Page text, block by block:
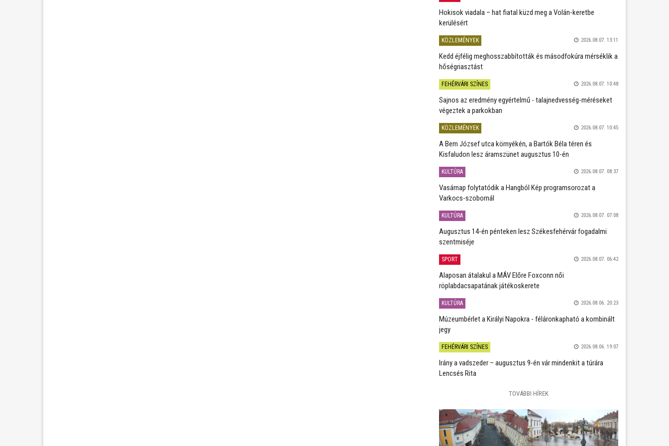
Hokisok viadala – hat fiatal küzd meg a Volán-keretbe
kerülésért
KÖZLEMÉNYEK 2026.08.07. 13:11
Kedd éjfélig meghosszabbították és másodfokúra mérséklik a
hőségriasztást
FEHÉRVÁRI SZÍNES 2026.08.07. 10:48
Sajnos az eredmény egyértelmű - talajnedvesség-méréseket
végeztek a parkokban
KÖZLEMÉNYEK 2026.08.07. 10:45
A Bem József utca környékén, a Bartók Béla téren és
Kisfaludon lesz áramszünet augusztus 10-én
KULTÚRA 2026.08.07. 08:37
Vasárnap folytatódik a Hangból Kép programsorozat a
Varkocs-szobornál
KULTÚRA 2026.08.07. 07:08
Augusztus 14-én pénteken lesz Székesfehérvár fogadalmi
szentmiséje
SPORT 2026.08.07. 06:42
Alaposan átalakul a MÁV Előre Foxconn női
röplabdacsapatának játékoskerete
KULTÚRA 2026.08.06. 20:23
Múzeumbérlet a Királyi Napokra - féláronkapható a kombinált
jegy
FEHÉRVÁRI SZÍNES 2026.08.06. 19:07
Irány a vadszeder – augusztus 9-én vár mindenkit a túrára
Lencsés Rita
TOVÁBBI HÍREK